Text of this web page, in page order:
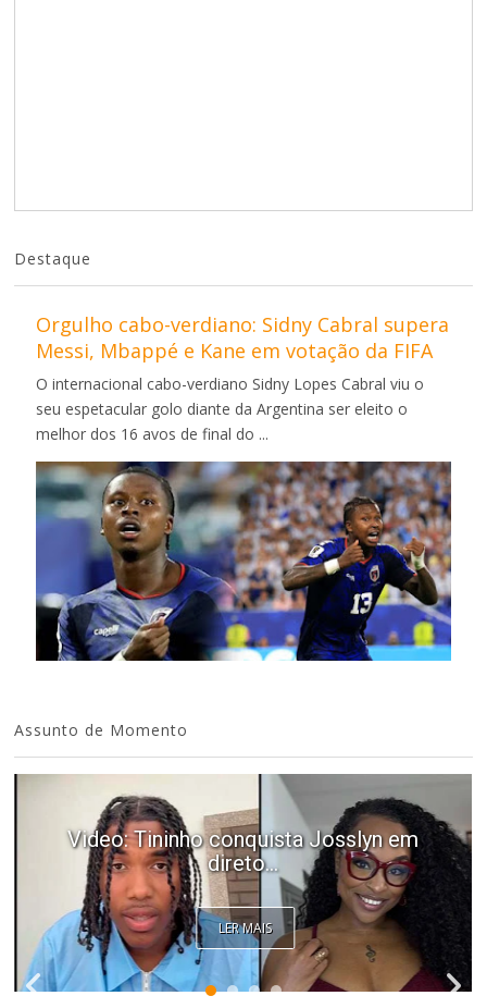
Destaque
Orgulho cabo-verdiano: Sidny Cabral supera
Messi, Mbappé e Kane em votação da FIFA
O internacional cabo-verdiano Sidny Lopes Cabral viu o
seu espetacular golo diante da Argentina ser eleito o
melhor dos 16 avos de final do ...
Assunto de Momento
Video: Mãe e Pai surpreendido na Cabo
Verde. Es ka sa speraba
LER MAIS